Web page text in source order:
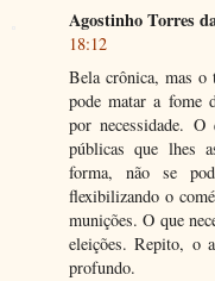
Agostinho Torres
18:12
Bela crônica, mas o
pode matar a fome
por necessidade.
públicas que lhes
forma, não se
flexibilizando o
munições. O que
eleições. Repito, o
profundo.